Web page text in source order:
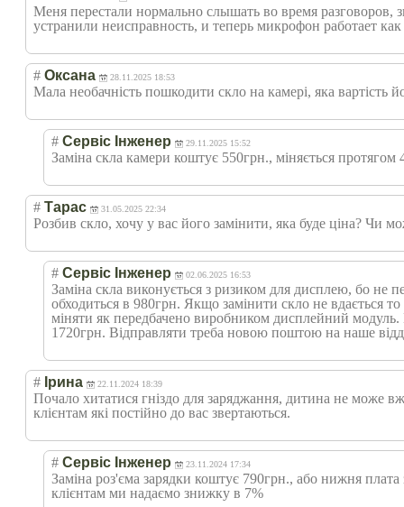
Меня перестали нормально слышать во время
устранили неисправность, и теперь микрофон работает
# Оксана 28.11.2025 18:53
Мала необачність пошкодити скло на камері, яка
# Сервіс Інженер 29.11.2025 15:52
Заміна скла камери коштує 550грн., міняється протягом
# Тарас 31.05.2025 22:34
Розбив скло, хочу у вас його замінити, яка буде ціна? Чи
# Сервіс Інженер 02.06.2025 16:53
Заміна скла виконується з ризиком для дисплею, бо не
обходиться в 980грн. Якщо замінити скло не вдається
міняти як передбачено виробником дисплейний модуль.
1720грн. Відправляти треба новою поштою на наше
# Ірина 22.11.2024 18:39
Почало хитатися гніздо для заряджання, дитина не може
клієнтам які постійно до вас звертаються.
# Сервіс Інженер 23.11.2024 17:34
Заміна роз'єма зарядки коштує 790грн., або нижня
клієнтам ми надаємо знижку в 7%